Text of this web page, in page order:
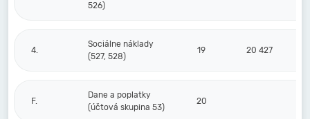
526)
4.
Sociálne náklady
(527, 528)
19 20 427
F.
Dane a poplatky
(účtová skupina 53)
20